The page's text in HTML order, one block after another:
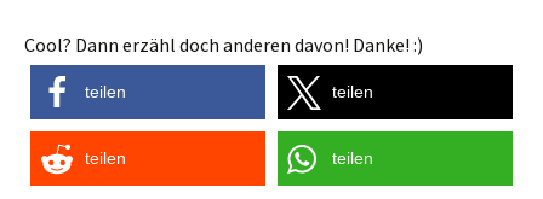
Cool? Dann erzähl doch anderen davon! Danke! :)
teilen teilen
teilen teilen